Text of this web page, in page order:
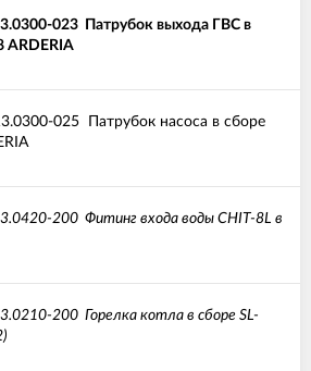
023 Патрубок выхода ГВС в
ARDERIA
025 Патрубок насоса в сборе
200 Фитинг входа воды CHIT-8L в
200 Горелка котла в сборе SL-